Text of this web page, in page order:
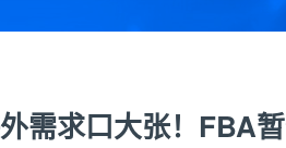
需求口大张！FBA